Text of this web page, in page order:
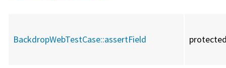
BackdropWebTestCase::assertField